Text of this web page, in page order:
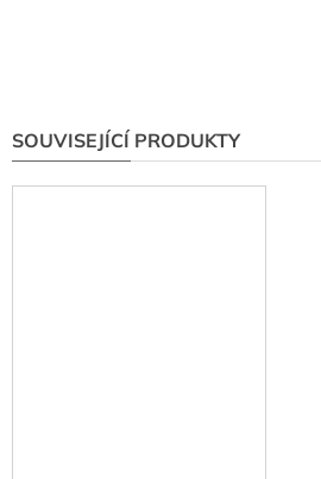
SOUVISEJÍCÍ PRODUKTY